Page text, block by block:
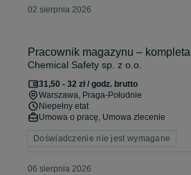
02 sierpnia 2026
Pracownik magazynu –
Chemical Safety sp. z o.o.
31,50 - 32 zł / godz. brutto
Warszawa, Praga-Południe
Niepełny etat
Umowa o pracę, Umowa zlecenie
Doświadczenie nie jest wymagane
06 sierpnia 2026